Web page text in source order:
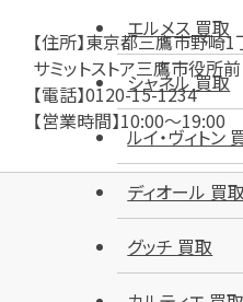
【住所】東京都三鷹市野崎
サミットストア三鷹市役所
【電話】0120-15-1234
【営業時間】10:00～19:00
エルメス 買取
シャネル 買取
ルイ・ヴィトン
ディオール 買取
グッチ 買取